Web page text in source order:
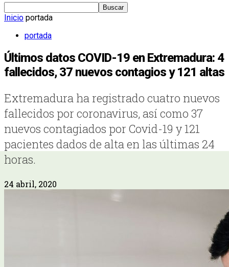
Inicio portada
portada
Últimos datos COVID-19 en Extremadura: 4
fallecidos, 37 nuevos contagios y 121 altas
Extremadura ha registrado cuatro nuevos
fallecidos por coronavirus, así como 37
nuevos contagiados por Covid-19 y 121
pacientes dados de alta en las últimas 24
horas.
24 abril, 2020